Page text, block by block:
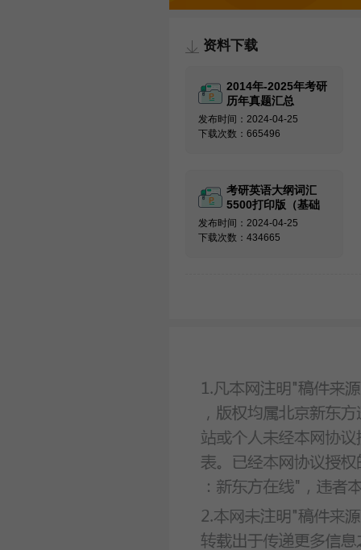
资料下载
2014年-2025年考研
历年真题汇总
发布时间：2024-04-25
下载次数：665496
考研英语大纲词汇
5500打印版（基础
必备）
发布时间：2024-04-25
下载次数：434665